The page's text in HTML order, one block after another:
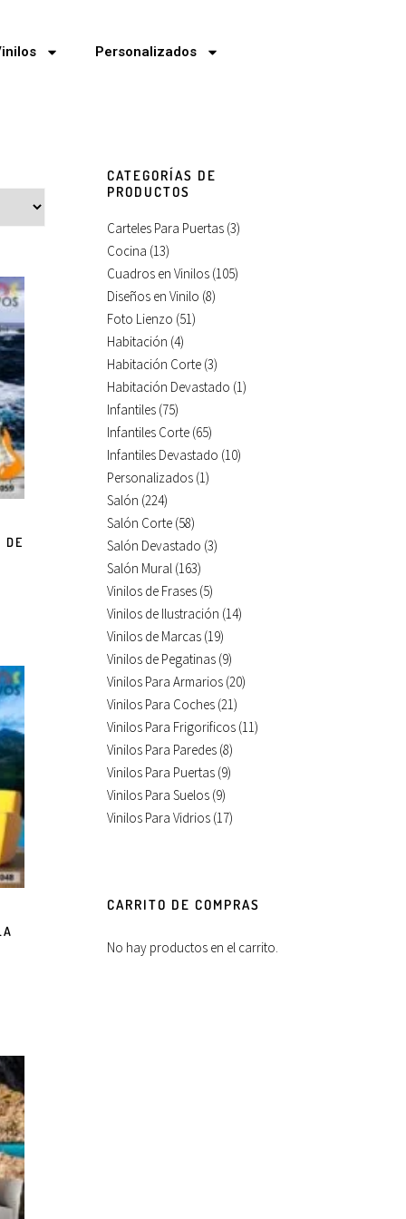
Personalizados
DE
CATEGORÍAS DE
PRODUCTOS
Carteles Para Puertas (3)
Cocina (13)
Cuadros en Vinilos (105)
Diseños en Vinilo (8)
Foto Lienzo (51)
Habitación (4)
Habitación Corte (3)
Habitación Devastado (1)
Infantiles (75)
Infantiles Corte (65)
Infantiles Devastado (10)
Personalizados (1)
Salón (224)
Salón Corte (58)
Salón Devastado (3)
Salón Mural (163)
Vinilos de Frases (5)
Vinilos de Ilustración (14)
Vinilos de Marcas (19)
Vinilos de Pegatinas (9)
Vinilos Para Armarios (20)
Vinilos Para Coches (21)
Vinilos Para Frigorificos (11)
Vinilos Para Paredes (8)
Vinilos Para Puertas (9)
Vinilos Para Suelos (9)
Vinilos Para Vidrios (17)
CARRITO DE COMPRAS
No hay productos en el carrito.